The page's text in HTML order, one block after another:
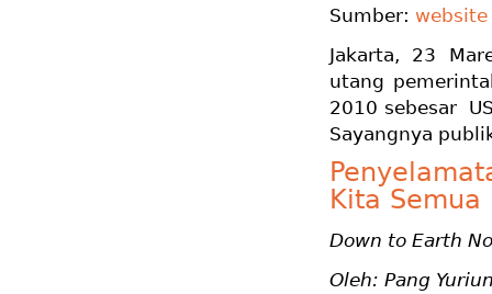
Sumber: website
Jakarta, 23
utang
2010 sebesar
Sayangnya
Kita Semua
Down to Earth
Oleh: Pang